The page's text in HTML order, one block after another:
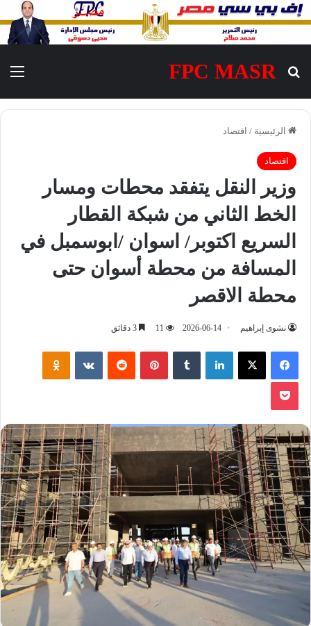
FPC MASR
بحث عن
الرئيسية / اقتصاد
اقتصاد
وزير النقل يتفقد محطات ومسار
الخط الثاني من شبكة القطار
السريع اكتوبر/ اسوان /ابوسمبل في
المسافة من محطة أسوان حتى
محطة الاقصر
نشوى إبراهيم 2026-06-14
11
فيسبوك ‫X لينكدإن بينتيريست